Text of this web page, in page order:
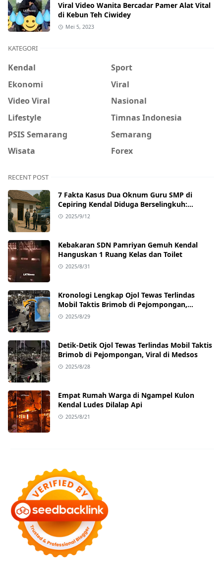
Viral Video Wanita Bercadar Pamer Alat Vital
di Kebun Teh Ciwidey
Mei 5, 2023
KATEGORI
Kendal
Sport
Ekonomi
Viral
Video Viral
Nasional
Lifestyle
Timnas Indonesia
PSIS Semarang
Semarang
Wisata
Forex
RECENT POST
7 Fakta Kasus Dua Oknum Guru SMP di
Cepiring Kendal Diduga Berselingkuh:
Kronologi, Pengakuan, hingga Sanksi
2025/9/12
Kebakaran SDN Pamriyan Gemuh Kendal
Hanguskan 1 Ruang Kelas dan Toilet
2025/8/31
Kronologi Lengkap Ojol Tewas Terlindas
Mobil Taktis Brimob di Pejompongan,
Ternyata Sedang Antar Orderan
2025/8/29
Detik-Detik Ojol Tewas Terlindas Mobil Taktis
Brimob di Pejompongan, Viral di Medsos
2025/8/28
Empat Rumah Warga di Ngampel Kulon
Kendal Ludes Dilalap Api
2025/8/21